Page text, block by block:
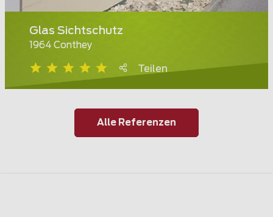
Glas Sichtschutz
1964 Conthey
Teilen
Alle Referenzen